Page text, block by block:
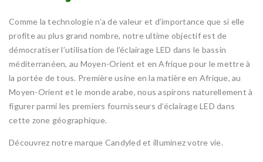
Comme la technologie n’a de valeur et d’importance que si elle
profite au plus grand nombre, notre ultime objectif est de
démocratiser l’utilisation de l’éclairage LED dans le bassin
méditerranéen, au Moyen-Orient et en Afrique pour le mettre à
la portée de tous. Première usine en la matière en Afrique, au
Moyen-Orient et le monde arabe, nous aspirons naturellement à
figurer parmi les premiers fournisseurs d’éclairage LED dans
cette zone géographique.
Découvrez notre marque Candyled et illuminez votre vie.